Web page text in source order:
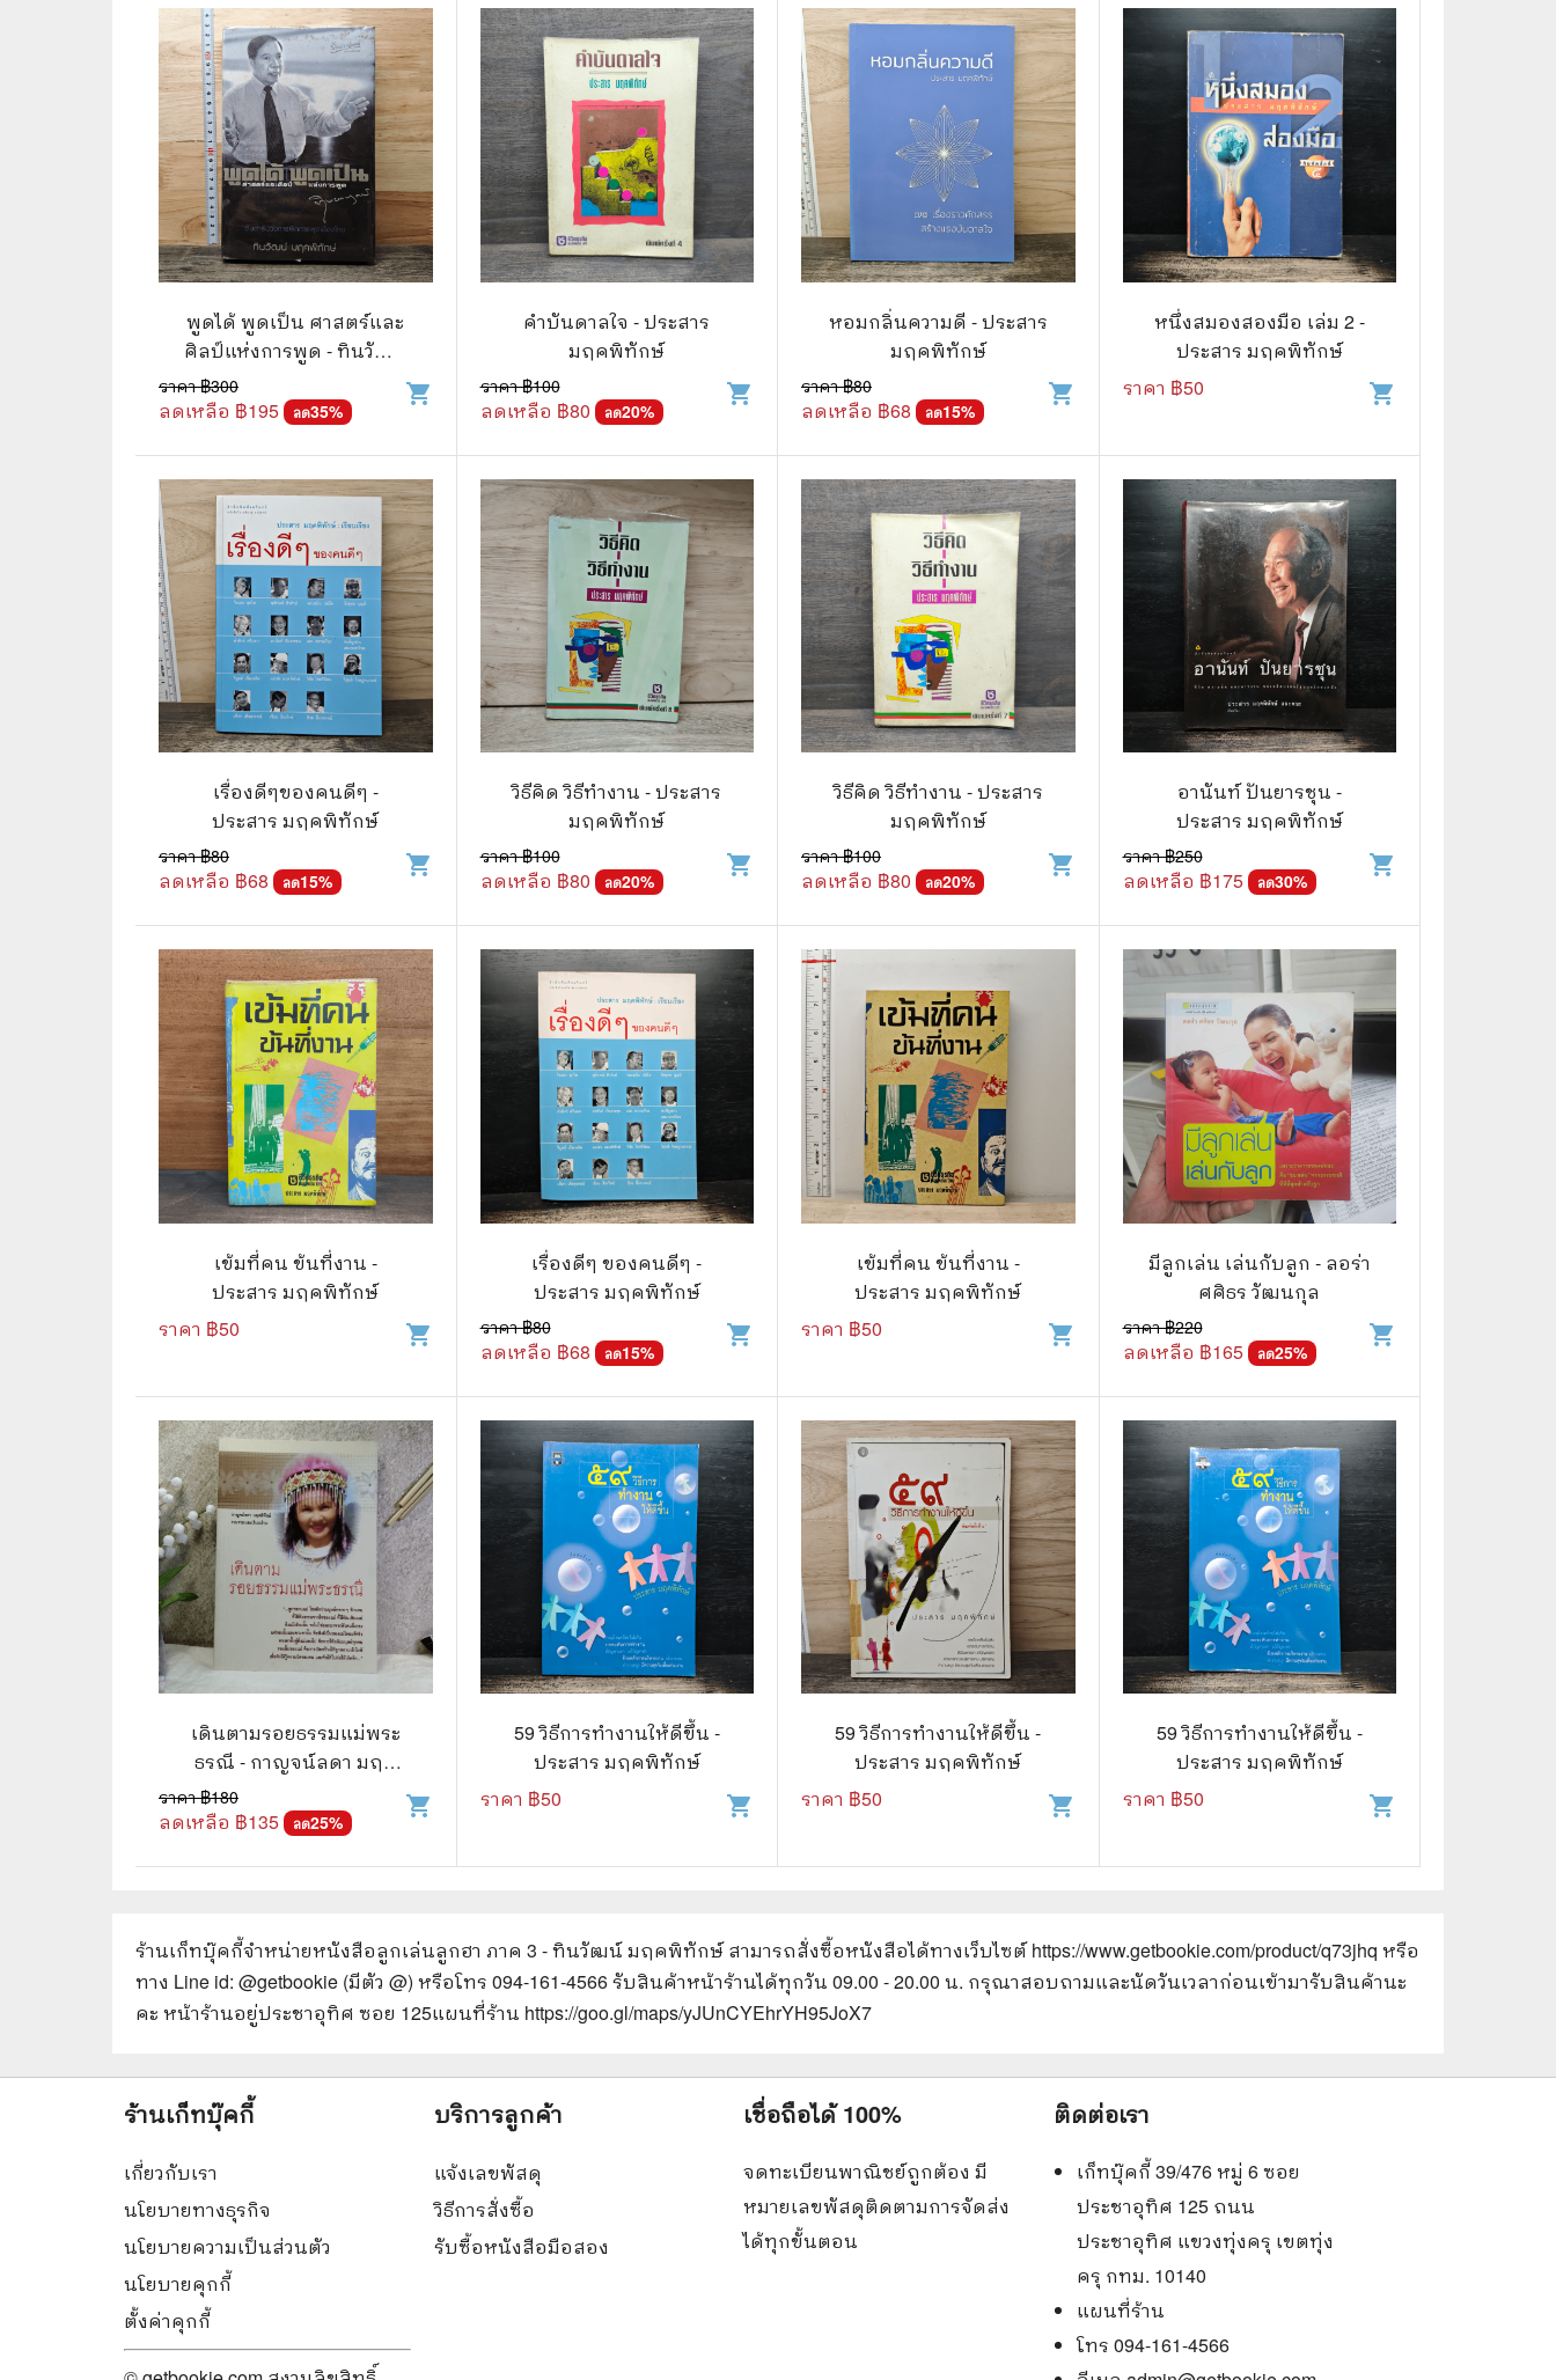
พูดได้ พูดเป็น ศาสตร์และ
ศิลป์แห่งการพูด - ทินวัฒน์
ราคา ฿300
ลดเหลือ ฿195 ลด35%
shopping_cart
คำบันดาลใจ - ประสาร
มฤคพิทักษ์
ราคา ฿100
ลดเหลือ ฿80 ลด20%
shopping_cart
หอมกลิ่นความดี - ประสาร
มฤคพิทักษ์
ราคา ฿80
ลดเหลือ ฿68 ลด15%
shopping_cart
หนึ่งสมองสองมือ เล่ม 2 -
ประสาร มฤคพิทักษ์
ราคา ฿50 shopping_cart
เรื่องดีๆของคนดีๆ -
ประสาร มฤคพิทักษ์
ราคา ฿80
ลดเหลือ ฿68 ลด15%
shopping_cart
วิธีคิด วิธีทำงาน - ประสาร
มฤคพิทักษ์
ราคา ฿100
ลดเหลือ ฿80 ลด20%
shopping_cart
วิธีคิด วิธีทำงาน - ประสาร
มฤคพิทักษ์
ราคา ฿100
ลดเหลือ ฿80 ลด20%
shopping_cart
อานันท์ ปันยารชุน -
ประสาร มฤคพิทักษ์
ราคา ฿250
ลดเหลือ ฿175 ลด30%
shopping_cart
เข้มที่คน ข้นที่งาน -
ประสาร มฤคพิทักษ์
ราคา ฿50 shopping_cart
เรื่องดีๆ ของคนดีๆ -
ประสาร มฤคพิทักษ์
ราคา ฿80
ลดเหลือ ฿68 ลด15%
shopping_cart
เข้มที่คน ข้นที่งาน -
ประสาร มฤคพิทักษ์
ราคา ฿50 shopping_cart
มีลูกเล่น เล่นกับลูก - ลอร่า
ศศิธร วัฒนกุล
ราคา ฿220
ลดเหลือ ฿165 ลด25%
shopping_cart
เดินตามรอยธรรมแม่พระ
ธรณี - กาญจน์ลดา มฤค
ราคา ฿180
ลดเหลือ ฿135 ลด25%
shopping_cart
59 วิธีการทำงานให้ดีขึ้น -
ประสาร มฤคพิทักษ์
ราคา ฿50 shopping_cart
59 วิธีการทำงานให้ดีขึ้น -
ประสาร มฤคพิทักษ์
ราคา ฿50 shopping_cart
59 วิธีการทำงานให้ดีขึ้น -
ประสาร มฤคพิทักษ์
ราคา ฿50 shopping_cart
ร้านเก็ทบุ๊คกี้จำหน่ายหนังสือลูกเล่นลูกฮา ภาค 3 - ทินวัฒน์ มฤคพิทักษ์ สามารถสั่งซื้อหนังสือได้ทางเว็บไซต์ https://www.getbookie.com/product/q73jhq หรือ
ทาง Line id: @getbookie (มีตัว @) หรือโทร 094-161-4566 รับสินค้าหน้าร้านได้ทุกวัน 09.00 - 20.00 น. กรุณาสอบถามและนัดวันเวลาก่อนเข้ามารับสินค้านะ
คะ หน้าร้านอยู่ประชาอุทิศ ซอย 125แผนที่ร้าน https://goo.gl/maps/yJUnCYEhrYH95JoX7
🎸 ดนตรี ภาพยนตร์
⚽ กีฬา เกม
👸 นางงาม
🖥️ คอมพิวเตอร์ เทคโนโลยี
หนังสือทั่วไป พ็อกเก็ตบุ๊ค
🦄 วรรณกรรม นิยาย เรื่องสั้น
🐇 เรื่องสั้น
🛖 วรรณคดีไทย นิทานพื้นบ้าน
👩‍🦳 นิยายไทยรุ่นเก่า
🏵️ บทกวี บทกลอน
🏞️ นิยายภาพ
👨‍❤️‍👨 นิยายวาย นิยายยูริ
✍️ นิยายฟิคชั่น
🌏 นิยายแปล
🏰 วรรณกรรมเยาวชน
🛸 ไซไฟ วิทยาศาสตร์
🌟 นิยายไลท์โนเวล
🏮 นิยายจีน
🌞 นิยายแจ่มใส
❤️ รัก โรแมนติก
❤️‍🔥❤️‍🔥 นิยายรัก ราคาถูกสุด
💀 ผี สยองขวัญ ระทึกขวัญ
🎭 ดราม่า ชีวิต
🔍 สืบสวน สอบสวน
⚔️ แอ็คชั่น ต่อสู้
😀 ตลก สนุกสนาน
นิยาย วรรณกรรม
⚽ การ์ตูนกีฬา
😀 ตลก
🔮 แฟนตาซี
🧗‍♂️ ผจญภัย ท่องเที่ยว
👽 ไซไฟ
☠️ การ์ตูนผีไทย
👩 สนพ.ยอดธิดา
☘️ สนพ.รักพิมพ์ Luckpim
🔵 สนพ.Phoenix Next
🏳️‍🌈 สนพ.หมึกจีน
🟩 สนพ.บงกช
☀️ สนพ.วิบูลย์กิจ
🟦 สนพ.เนชั่น
⭕ สนพ.สยามอินเตอร์
🔴 สนพ.บูรพัฒน์
🔲 สนพ.Zenshu
การ์ตูนรายเดือน รายสัปดาห์
การ์ตูนแก๊ก
กล่อง BOXSET การ์ตูน
หนังสือการ์ตูน
🐲 หนังสือเด็ก
🪐 ความรู้สำหรับเด็ก
🐲 นิทาน
🏠 แต่งบ้าน
🧳 ท่องเที่ยว
คู่มือเฉลยเกม
เกษตรและธรรมชาติ
แม่และเด็ก
ภาษาศาสตร์
ไอทีและเทคโนโลยี
นิตยสารเก่าราคาถูก
นางงามและการประกวด
⚖️ Law
👤 Biography
🍸 Food and Drink
💃 Hobbies and Collectibles
🖋️ Literature and Fiction
🧳 Travel Literature
⚽ Sports
🎲 Board Game
2️⃣ Used Board Game บอร์ดเกมมือ
🎉 Party
🧠 Strategy
🪅 Family
♟️ Abstract
บอร์ดเกมแปลไทย
บอร์ดเกมโดยคนไทย
Board Game
📒 สมุดบันทึก
🎥 ของสะสมจากหนังและการ์ตูน
📅 ปฏิทินเก่า
อื่นๆ
ร้านเก็ทบุ๊คกี้
เกี่ยวกับเรา
นโยบายทางธุรกิจ
นโยบายความเป็นส่วนตัว
นโยบายคุกกี้
ตั้งค่าคุกกี้
บริการลูกค้า
แจ้งเลขพัสดุ
วิธีการสั่งซื้อ
รับซื้อหนังสือมือสอง
เชื่อถือได้ 100%
จดทะเบียนพาณิชย์ถูกต้อง มี
หมายเลขพัสดุติดตามการจัดส่ง
ได้ทุกขั้นตอน
ติดต่อเรา
เก็ทบุ๊คกี้ 39/476 หมู่ 6 ซอย
ประชาอุทิศ 125 ถนน
ประชาอุทิศ แขวงทุ่งครุ เขตทุ่ง
ครุ กทม. 10140
แผนที่ร้าน
โทร 094-161-4566